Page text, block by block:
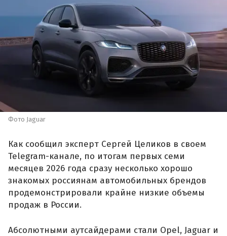
Фото Jaguar
Как сообщил эксперт Сергей Целиков в своем
Telegram-канале, по итогам первых семи
месяцев 2026 года сразу несколько хорошо
знакомых россиянам автомобильных брендов
продемонстрировали крайне низкие объемы
продаж в России.
Абсолютными аутсайдерами стали Opel, Jaguar и